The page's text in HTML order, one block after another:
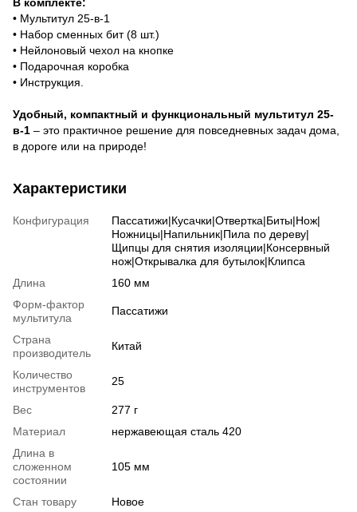
• Мультитул 25-в-1
• Набор сменных бит (8 шт.)
• Нейлоновый чехол на кнопке
• Подарочная коробка
• Инструкция.
Удобный, компактный и функциональный мультитул 25-
в-1 – это практичное решение для повседневных задач дома,
в дороге или на природе!
Характеристики
Конфигурация
Пассатижи|Кусачки|Отвертка|Биты|Нож|
Ножницы|Напильник|Пила по дереву|
Щипцы для снятия изоляции|Консервный
нож|Открывалка для бутылок|Клипса
Длина
160 мм
Форм-фактор
мультитула
Пассатижи
Страна
производитель
Китай
Количество
инструментов
25
Вес
277 г
Материал
нержавеющая сталь 420
Длина в
сложенном
состоянии
105 мм
Стан товару Новое